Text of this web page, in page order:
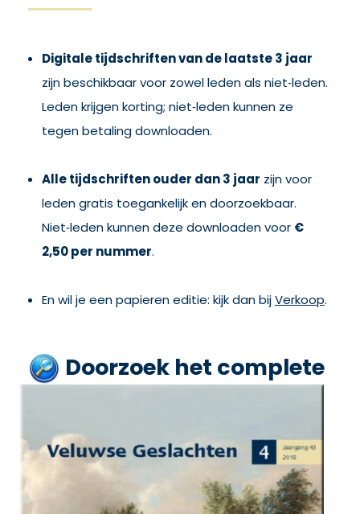
Digitale tijdschriften van de laatste 3 jaar
zijn beschikbaar voor zowel leden als niet‑leden.
Leden krijgen korting; niet‑leden kunnen ze
tegen betaling downloaden.
Alle tijdschriften ouder dan 3 jaar zijn voor
leden gratis toegankelijk en doorzoekbaar.
Niet‑leden kunnen deze downloaden voor €
2,50 per nummer.
En wil je een papieren editie: kijk dan bijVerkoop.
Doorzoek het complete